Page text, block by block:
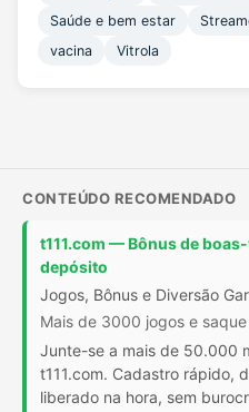
Saúde e bem estar
vacina
Vitrola
CONTEÚDO RECOMENDADO
t111.com — Bônus de
depósito
Jogos, Bônus e Diversão
Mais de 3000 jogos e
Junte-se a mais de 50.000
t111.com. Cadastro rápido,
liberado na hora, sem